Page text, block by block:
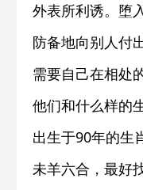
外表所利诱。堕
防备地向别人付
需要自己在相处
他们和什么样的
出生于90年的生
未羊六合，最好